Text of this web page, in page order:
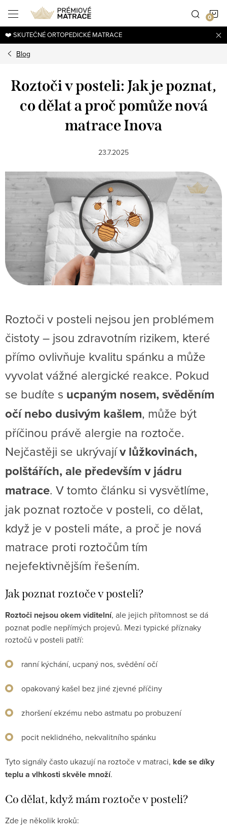
obsah
❤️ SKUTEČNÉ ORTOPEDICKÉ MATRACE
Blog
Roztoči v posteli: Jak je poznat,
co dělat a proč pomůže nová
matrace Inova
23.7.2025
Roztoči v posteli nejsou jen problémem
čistoty – jsou zdravotním rizikem, které
přímo ovlivňuje kvalitu spánku a může
vyvolat vážné alergické reakce. Pokud
se budíte s ucpaným nosem, svěděním
očí nebo dusivým kašlem, může být
příčinou právě alergie na roztoče.
Nejčastěji se ukrývajív lůžkovinách,
polštářích, ale především v jádru
matrace. V tomto článku si vysvětlíme,
jak poznat roztoče v posteli, co dělat,
když je v posteli máte, a proč je nová
matrace proti roztočům tím
nejefektivnějším řešením.
Jak poznat roztoče v posteli?
Roztoči nejsou okem viditelní, ale jejich přítomnost se dá
poznat podle nepřímých projevů. Mezi typické příznaky
roztočů v posteli patří:
ranní kýchání, ucpaný nos, svědění očí
opakovaný kašel bez jiné zjevné příčiny
zhoršení ekzému nebo astmatu po probuzení
pocit neklidného, nekvalitního spánku
Tyto signály často ukazují na roztoče v matraci, kde se díky
teplu a vlhkosti skvěle množí.
Co dělat, když mám roztoče v posteli?
Zde je několik kroků: